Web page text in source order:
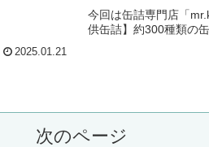
2025.01.21
今回は缶詰専門店「
供缶詰】約300種類の
次のページ